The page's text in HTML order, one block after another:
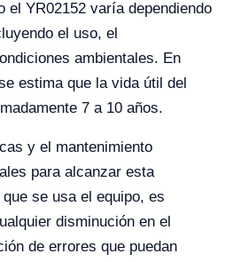
el YR02152 varía dependiendo
el uso, el
ambientales. En
estima que la vida útil del
7 a 10 años.
y el mantenimiento
para alcanzar esta
se usa el equipo, es
disminución en el
de errores que puedan